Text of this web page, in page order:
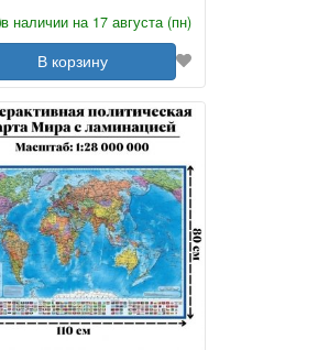
в наличии на 17 августа (пн)
В корзину